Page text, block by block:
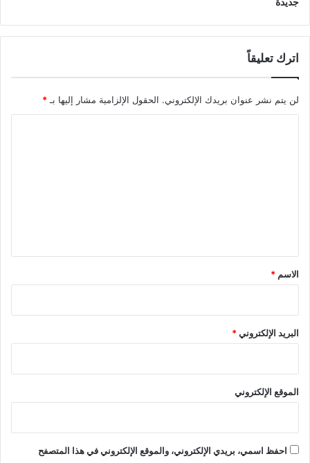
اترك تعليقاً
لن يتم نشر عنوان بريدك الإلكتروني. الحقول الإلزامية مشار إليها بـ*
*
الاسم *
البريد الإلكتروني*
الموقع الإلكتروني
احفظ اسمي، بريدي الإلكتروني، والموقع الإلكتروني في هذا المتصفح